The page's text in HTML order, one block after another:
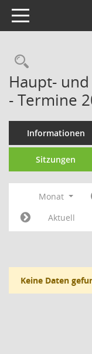
Toggle navigation
Haupt-
- Termine
Informationen
Sitzungen
Monat
Aktuell
Keine Daten